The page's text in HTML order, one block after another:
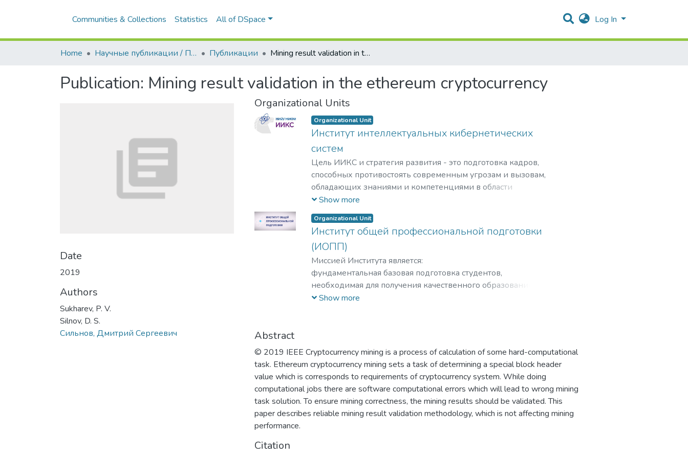
Communities & Collections Statistics All of DSpace Log In
Home Научные публикации / Препринты Публикации Mining result validation in the ethereum сryptocurrency
Publication: Mining result validation in the ethereum сryptocurrency
Date
2019
Authors
Sukharev, P. V.
Silnov, D. S.
Сильнов, Дмитрий Сергеевич
Organizational Units
Organizational Unit
Институт интеллектуальных кибернетических
систем
Цель ИИКС и стратегия развития - это подготовка кадров,
способных противостоять современным угрозам и вызовам,
обладающих знаниями и компетенциями в области
кибернетики, информационной и финансовой безопасности
для решения задач разработки базового программного
обеспечения, повышения защищенности критически
важных информационных систем и противодействия
отмыванию денег, полученных преступным путем, и
финансированию терроризма.
Show more
Organizational Unit
Институт общей профессиональной подготовки
(ИОПП)
Миссией Института является:
фундаментальная базовая подготовка студентов,
необходимая для получения качественного образования на
уровне требований международных стандартов;
формирование у студентов мотивации и умения учиться;
профессиональная ориентация школьников и студентов в
избранной области знаний, формирование способностей и
навыков профессионального самоопределения и
профессионального саморазвития.
Основными целями и задачами Института являются:
обеспечение высококачественной (фундаментальной)
Show more
Abstract
© 2019 IEEE Cryptocurrency mining is a process of calculation of some hard-computational
task. Ethereum cryptocurrency mining sets a task of determining a special block header
value which is corresponds to requirements of cryptocurrency system. While doing
computational jobs there are software computational errors which will lead to wrong mining
task solution. To ensure mining correctness, the mining results should be validated. This
paper describes reliable mining result validation methodology, which is not affecting mining
performance.
Citation